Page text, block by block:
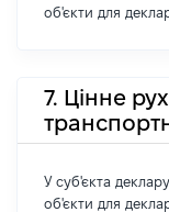
об'єкти для
7. Цінне
У суб'єкта
об'єкти для